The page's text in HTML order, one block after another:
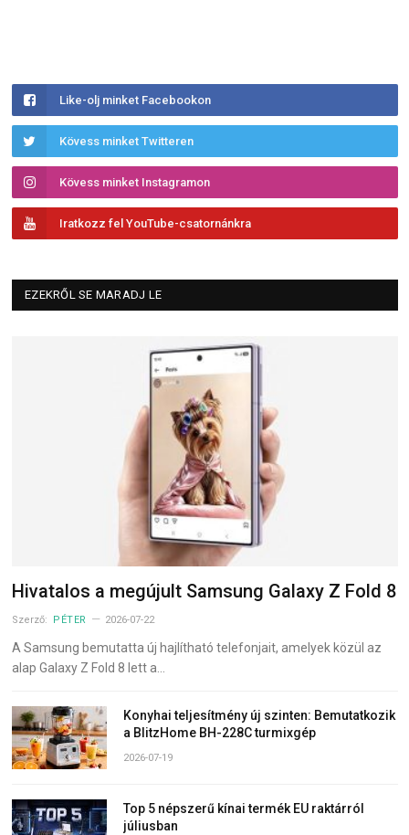
Like-olj minket Facebookon
Kövess minket Twitteren
Kövess minket Instagramon
Iratkozz fel YouTube-csatornánkra
EZEKRŐL SE MARADJ LE
Hivatalos a megújult Samsung Galaxy Z Fold 8
Szerző: PÉTER 2026-07-22
A Samsung bemutatta új hajlítható telefonjait, amelyek közül az
alap Galaxy Z Fold 8 lett a…
Konyhai teljesítmény új szinten: Bemutatkozik
a BlitzHome BH-228C turmixgép
2026-07-19
Top 5 népszerű kínai termék EU raktárról
júliusban